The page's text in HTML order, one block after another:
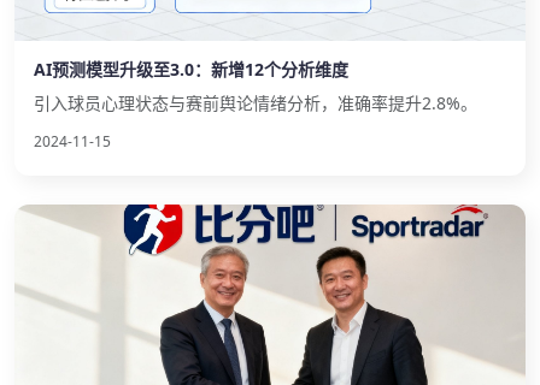
AI预测模型升级至3.0：新增12个分析维度
引入球员心理状态与赛前舆论情绪分析，准确率提升2.8%。
2024-11-15